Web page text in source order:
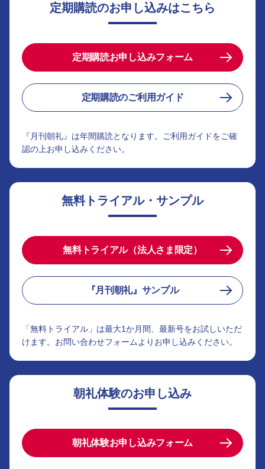
定期購読のお申し込みはこちら
定期購読お申し込みフォーム
定期購読のご利用ガイド
『月刊朝礼』は年間購読となります。ご利用ガイドをご確
認の上お申し込みください。
無料トライアル・サンプル
無料トライアル（法人さま限定）
『月刊朝礼』サンプル
「無料トライアル」は最大1か月間、最新号をお試しいただ
けます。お問い合わせフォームよりお申し込みください。
朝礼体験のお申し込み
朝礼体験お申し込みフォーム